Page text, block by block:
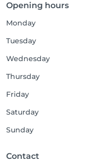
Opening hours
Monday
Tuesday
Wednesday
Thursday
Friday
Saturday
Sunday
Contact